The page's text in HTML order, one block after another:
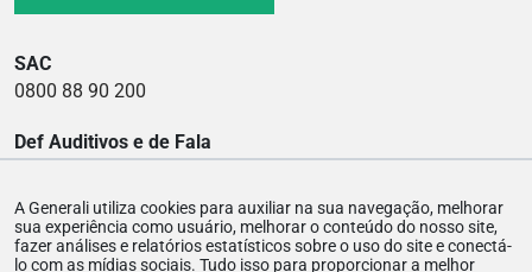
SAC
0800 88 90 200
Def Auditivos e de Fala
Ouvidoria
0800 88 03 900
A Generali utiliza cookies para auxiliar na sua navegação, melhorar
sua experiência como usuário, melhorar o conteúdo do nosso site,
fazer análises e relatórios estatísticos sobre o uso do site e conectá-
lo com as mídias sociais. Tudo isso para proporcionar a melhor